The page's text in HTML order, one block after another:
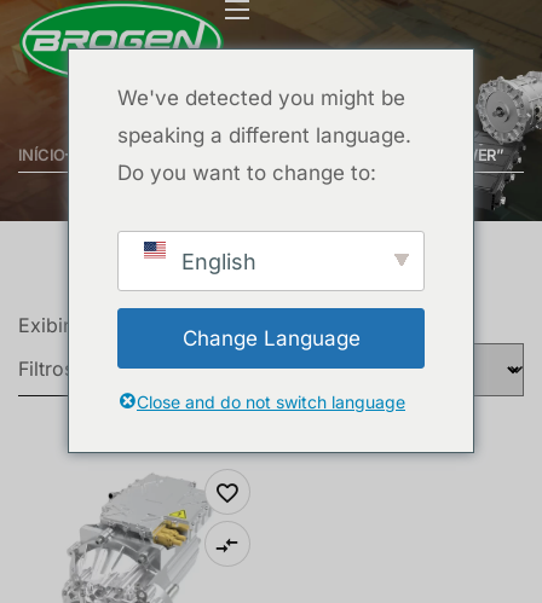
INÍCIO PRODUTOS MARCADOS COM A TAG “100KW PEAK POWER”
Exibindo um único resultado
Filtros
We've detected you might be
speaking a different language.
Do you want to change to:
English
Change Language
Close and do not switch language